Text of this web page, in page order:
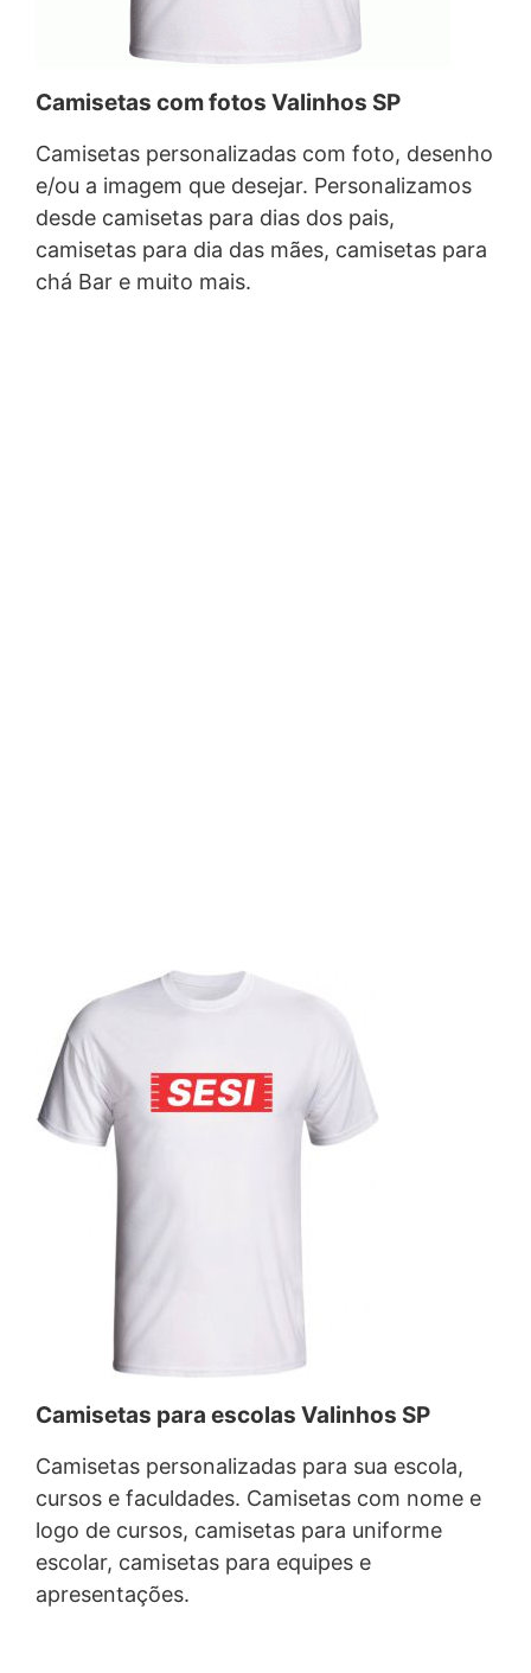
Camisetas com fotos Valinhos SP
Camisetas personalizadas com foto, desenho
e/ou a imagem que desejar. Personalizamos
desde camisetas para dias dos pais,
camisetas para dia das mães, camisetas para
chá Bar e muito mais.
Camisetas para escolas Valinhos SP
Camisetas personalizadas para sua escola,
cursos e faculdades. Camisetas com nome e
logo de cursos, camisetas para uniforme
escolar, camisetas para equipes e
apresentações.